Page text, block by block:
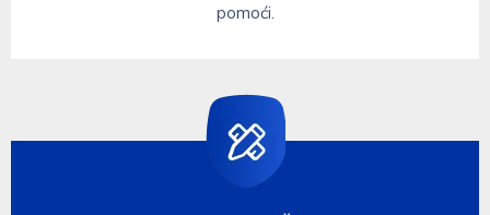
pomoći.​​​​​​